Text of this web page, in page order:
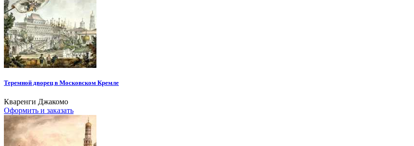
Теремной дворец в Московском Кремле
Кваренги Джакомо
Оформить и заказать